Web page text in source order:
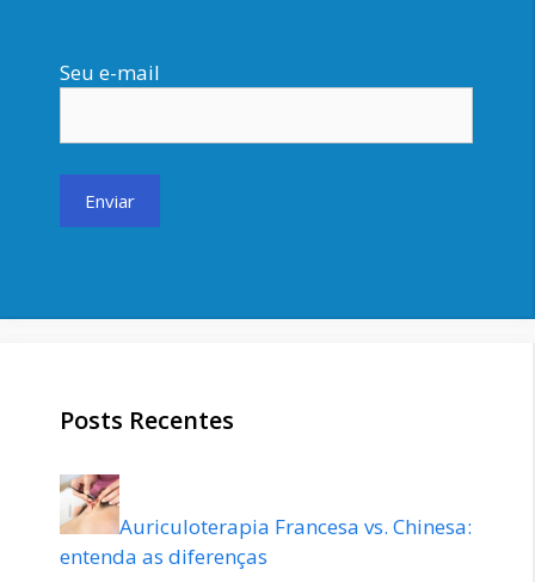
Seu e-mail
Posts Recentes
Auriculoterapia Francesa vs. Chinesa:
entenda as diferenças